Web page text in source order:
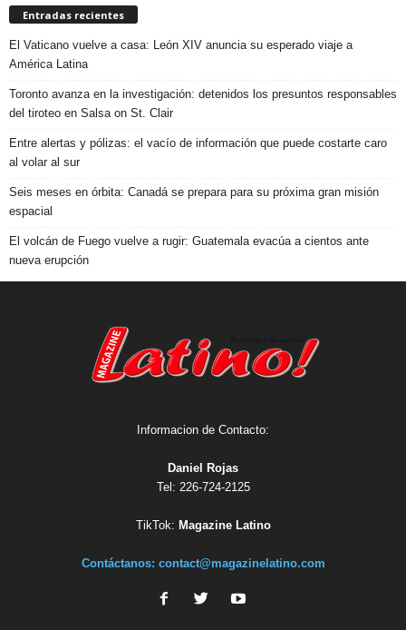
Entradas recientes
El Vaticano vuelve a casa: León XIV anuncia su esperado viaje a
América Latina
Toronto avanza en la investigación: detenidos los presuntos responsables
del tiroteo en Salsa on St. Clair
Entre alertas y pólizas: el vacío de información que puede costarte caro
al volar al sur
Seis meses en órbita: Canadá se prepara para su próxima gran misión
espacial
El volcán de Fuego vuelve a rugir: Guatemala evacúa a cientos ante
nueva erupción
Informacion de Contacto:
Daniel Rojas
Tel: 226-724-2125
TikTok: Magazine Latino
Contáctanos: contact@magazinelatino.com